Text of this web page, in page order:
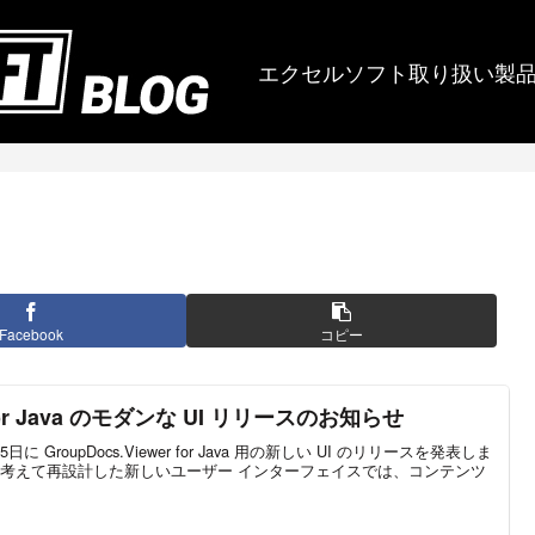
エクセルソフト取り扱い製
Facebook コピー
のモダンな UI リリースのお知らせ
に GroupDocs.Viewer for Java 用の新しい UI のリリースを発表しま
えて再設計した新しいユーザー インターフェイスでは、コンテンツ